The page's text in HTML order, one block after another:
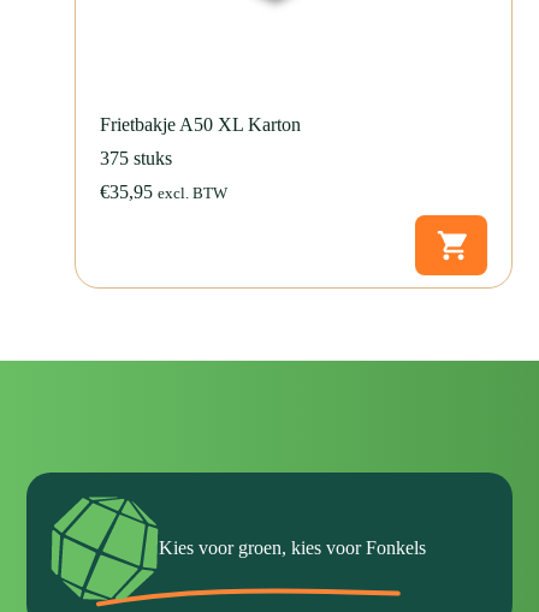
Frietbakje A50 XL Karton
375 stuks
€35,95 excl. BTW
Kies voor groen, kies voor Fonkels